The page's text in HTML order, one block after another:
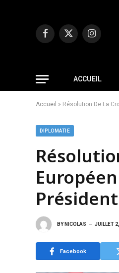
Facebook
X
ACCUEIL
Accueil » Résolution De La
DIPLOMATIE
BY NICOLAS JUILLET
Facebook